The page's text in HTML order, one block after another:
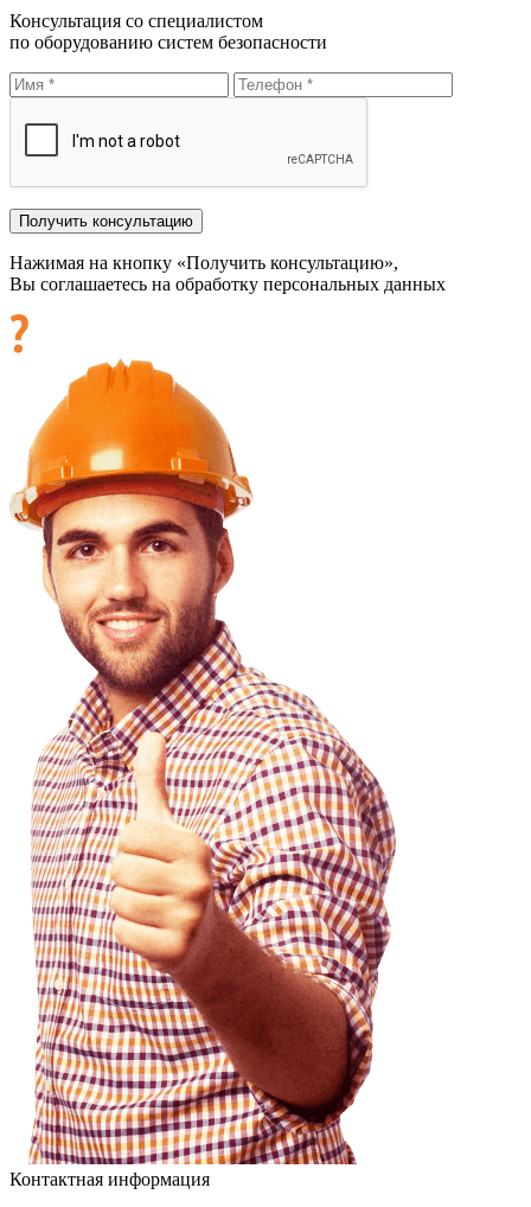
Консультация со специалистом
по оборудованию систем безопасности
Нажимая на кнопку «Получить консультацию»,
Вы соглашаетесь на обработку персональных данных
Контактная информация